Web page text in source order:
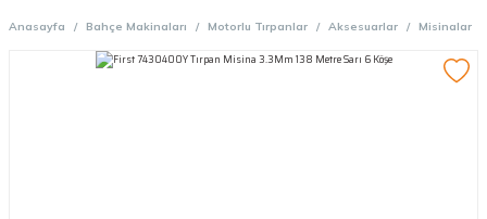
Anasayfa Bahçe Makinaları Motorlu Tırpanlar Aksesuarlar Misinalar